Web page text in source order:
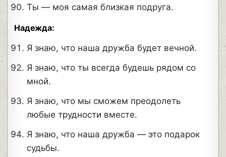
Ты — моя самая близкая подруга.
Надежда:
Я знаю, что наша дружба будет вечной.
Я знаю, что ты всегда будешь рядом со
мной.
Я знаю, что мы сможем преодолеть
любые трудности вместе.
Я знаю, что наша дружба — это подарок
судьбы.